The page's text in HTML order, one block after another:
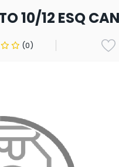
10/12 ESQ
(0)